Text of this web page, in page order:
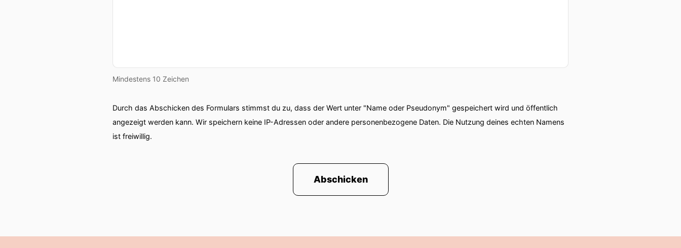
Mindestens 10 Zeichen
Durch das Abschicken des Formulars stimmst du zu, dass der Wert unter "Name oder Pseudonym" gespeichert wird und öffentlich
angezeigt werden kann. Wir speichern keine IP-Adressen oder andere personenbezogene Daten. Die Nutzung deines echten Namens
ist freiwillig.
Abschicken